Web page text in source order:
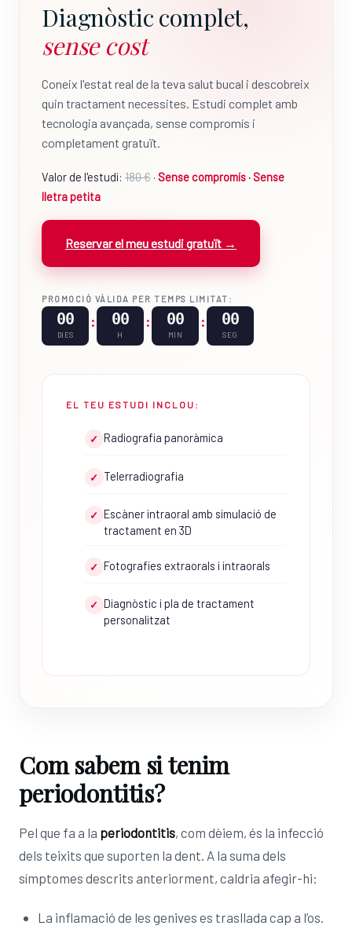
Diagnòstic complet,
sense cost
Coneix l'estat real de la teva salut bucal i descobreix
quin tractament necessites. Estudi complet amb
tecnologia avançada, sense compromís i
completament gratuït.
Valor de l'estudi: 180 € · Sense compromís · Sense
lletra petita
Reservar el meu estudi gratuït →
PROMOCIÓ VÀLIDA PER TEMPS LIMITAT:
00
DIES
: 00
H
: 00
MIN
: 00
SEG
EL TEU ESTUDI INCLOU:
✓ Radiografia panoràmica
✓ Telerradiografia
✓ Escàner intraoral amb simulació de
tractament en 3D
✓ Fotografies extraorals i intraorals
✓ Diagnòstic i pla de tractament
personalitzat
Com sabem si tenim
periodontitis?
Pel que fa a la periodontitis, com dèiem, és la infecció
dels teixits que suporten la dent. A la suma dels
símptomes descrits anteriorment, caldria afegir-hi:
La inflamació de les genives es trasllada cap a l’os.